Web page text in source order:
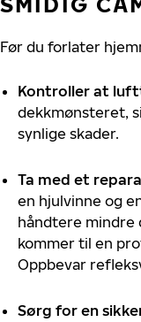
Før du forlater
Kontroller at
dekkmønsteret,
synlige skader.
Ta med et
en hjulvinne og
håndtere mindre
kommer til en
Oppbevar
Sørg for en